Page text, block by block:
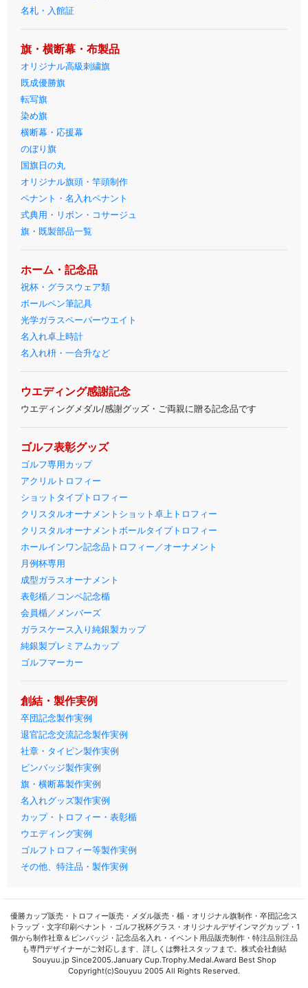
名札・入館証
旗・横断幕・布製品
オリジナル高級刺繍旗
既成優勝旗
転写旗
染め旗
横断幕・応援幕
のぼり旗
国旗日の丸
オリジナル旗頭・竿頭制作
ペナント・名入れペナント
式典用・リボン・コサージュ
旗・既製部品一覧
ホーム・記念品
祝杯・グラスウェア類
ボールペン筆記具
光学ガラスペーパーウエイト
名入れ卓上時計
名入れ枡・一合升など
ウエディング感謝記念
ウエディングメダル/感謝グッズ・ご両親に贈る記念品です
ゴルフ表彰グッズ
ゴルフ専用カップ
アクリルトロフィー
ショットタイプトロフィー
クリスタルオーナメントショット卓上トロフィー
クリスタルオーナメントボールタイプトロフィー
ホールインワン記念品トロフィー／オーナメント
月例杯専用
成型ガラスオーナメント
表彰楯／コンペ記念楯
会員楯／メンバーズ
ガラスケース入り純銀製カップ
純銀製プレミアムカップ
ゴルフマーカー
創結・製作実例
卒団記念製作実例
退官記念交流記念製作実例
社章・タイピン製作実例
ピンバッジ製作実例
旗・横断幕製作実例
名入れグッズ製作実例
カップ・トロフィー・表彰楯
ウエディング実例
ゴルフトロフィー等製作実例
その他、特注品・製作実例
優勝カップ販売・トロフィー販売・メダル販売・楯・オリジナル旗制作・卒団記念ス
トラップ・文字印刷ペナント・ゴルフ祝杯グラス・オリジナルデザインマグカップ・1
個から制作社章＆ピンバッジ・記念品名入れ・イベント用品販売制作・特注品別注品
も専門デザイナーがご対応します、詳しくは弊社スタッフまで。株式会社創結
Souyuu.jp Since2005.January Cup.Trophy.Medal.Award Best Shop
Copyright(c)Souyuu 2005 All Rights Reserved.